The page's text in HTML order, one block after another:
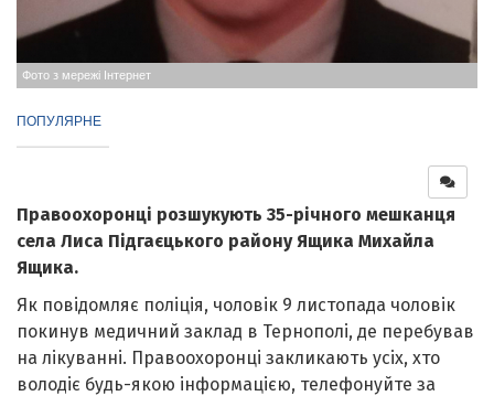
Фото з мережі Інтернет
ПОПУЛЯРНЕ
Правоохоронці розшукують 35-річного мешканця
села Лиса Підгаєцького району Ящика Михайла
Ящика.
Як повідомляє поліція, чоловік 9 листопада чоловік
покинув медичний заклад в Тернополі, де перебував
на лікуванні. Правоохоронці закликають усіх, хто
володіє будь-якою інформацією, телефонуйте за